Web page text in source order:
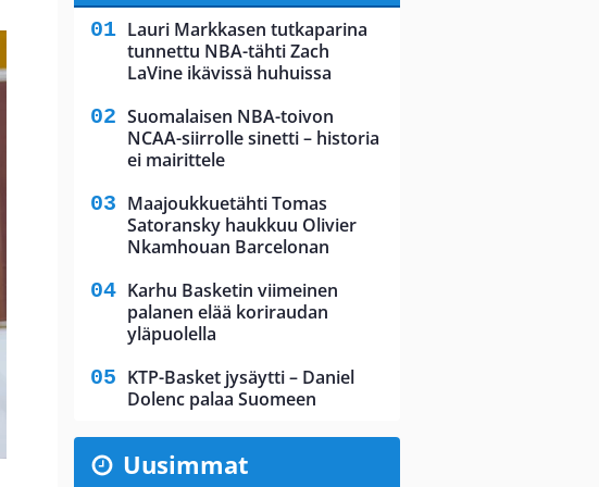
Lauri Markkasen tutkaparina
tunnettu NBA-tähti Zach
LaVine ikävissä huhuissa
Suomalaisen NBA-toivon
NCAA-siirrolle sinetti – historia
ei mairittele
Maajoukkuetähti Tomas
Satoransky haukkuu Olivier
Nkamhouan Barcelonan
Karhu Basketin viimeinen
palanen elää koriraudan
yläpuolella
KTP-Basket jysäytti – Daniel
Dolenc palaa Suomeen
Uusimmat